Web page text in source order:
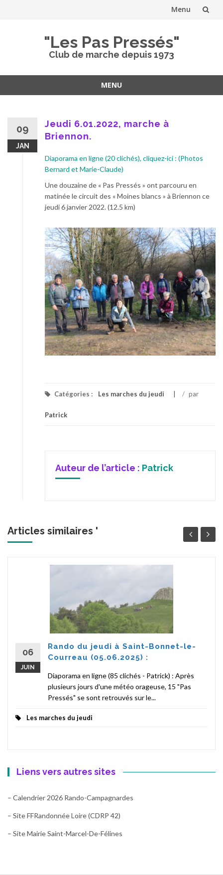
Menu
"Les Pas Pressés"
Club de marche depuis 1973
MENU
09
JAN
Jeudi 6.01.2022, marche à
Briennon.
Diaporama en ligne (20 clichés), cliquez-ici : (Photos
Bernard et Marie-Claude)
Une douzaine de « Pas Pressés » ont parcouru en
matinée le circuit des « Moines blancs » à Briennon ce
jeudi 6 janvier 2022. (12.5 km)
Catégories : Les marches du jeudi / par
Patrick
Auteur de l’article : Patrick
Articles similaires '
06
JUIN
Rando du jeudi à Saint-Bonnet-le-
Courreau (05.06.2025) :
Diaporama en ligne (85 clichés - Patrick) : Après
plusieurs jours d'une météo orageuse, 15 "Pas
Pressés" se sont retrouvés sur le...
Les marches du jeudi
Liens vers autres sites
– Calendrier 2026 Rando-Campagnardes
– Site FFRandonnée Loire (CDRP 42)
– Site Mairie Saint-Marcel-De-Félines